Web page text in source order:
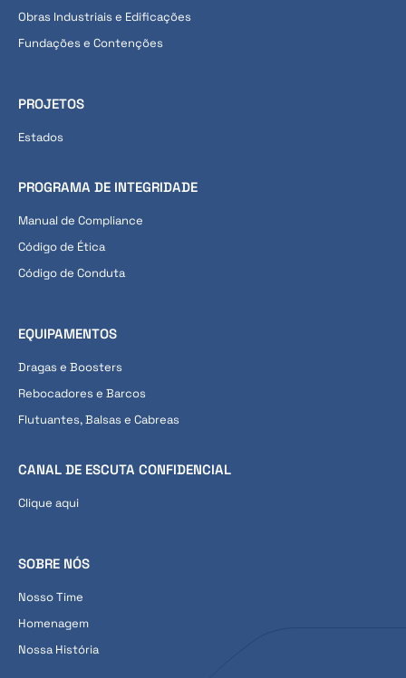
Obras Industriais e Edificações
Fundações e Contenções
PROJETOS
Estados
PROGRAMA DE INTEGRIDADE
Manual de Compliance
Código de Ética
Código de Conduta
EQUIPAMENTOS
Dragas e Boosters
Rebocadores e Barcos
Flutuantes, Balsas e Cabreas
CANAL DE ESCUTA CONFIDENCIAL
Clique aqui
SOBRE NÓS
Nosso Time
Homenagem
Nossa História